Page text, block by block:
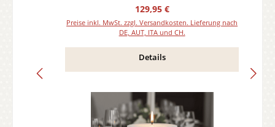
Regulärer Preis:
129,95 €
Preise inkl. MwSt. zzgl. Versandkosten. Lieferung nach
DE, AUT, ITA und CH.
Details